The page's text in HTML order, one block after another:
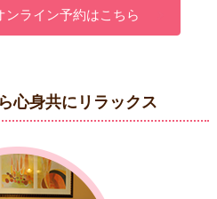
ンライン予約はこちら
心身共にリラックス